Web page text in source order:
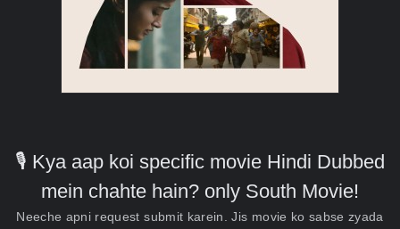
🎙️ Kya aap koi specific movie Hindi Dubbed
mein chahte hain? only South Movie!
Neeche apni request submit karein. Jis movie ko sabse zyada